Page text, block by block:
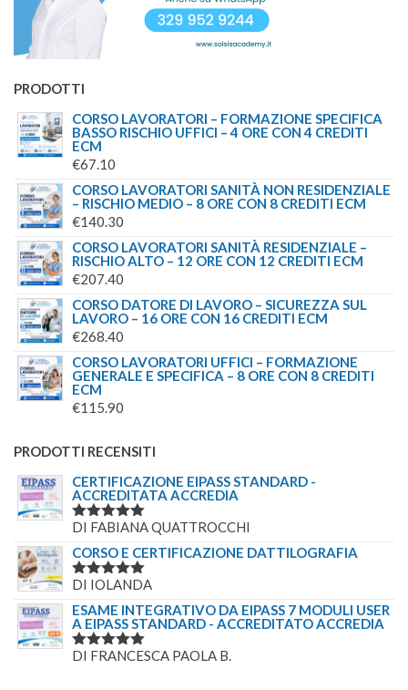
PRODOTTI
CORSO LAVORATORI – FORMAZIONE SPECIFICA
BASSO RISCHIO UFFICI – 4 ORE CON 4 CREDITI
ECM
€67.10
CORSO LAVORATORI SANITÀ NON RESIDENZIALE
– RISCHIO MEDIO – 8 ORE CON 8 CREDITI ECM
€140.30
CORSO LAVORATORI SANITÀ RESIDENZIALE –
RISCHIO ALTO – 12 ORE CON 12 CREDITI ECM
€207.40
CORSO DATORE DI LAVORO – SICUREZZA SUL
LAVORO – 16 ORE CON 16 CREDITI ECM
€268.40
CORSO LAVORATORI UFFICI – FORMAZIONE
GENERALE E SPECIFICA – 8 ORE CON 8 CREDITI
ECM
€115.90
PRODOTTI RECENSITI
CERTIFICAZIONE EIPASS STANDARD -
ACCREDITATA ACCREDIA
VALUTATO
DI FABIANA QUATTROCCHI
CORSO E CERTIFICAZIONE DATTILOGRAFIA
VALUTATO
DI IOLANDA
ESAME INTEGRATIVO DA EIPASS 7 MODULI USER
A EIPASS STANDARD - ACCREDITATO ACCREDIA
VALUTATO
DI FRANCESCA PAOLA B.